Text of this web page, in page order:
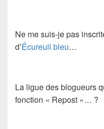
Ne me suis-je pas
d’Écureuil bleu…
La ligue des blogueurs
fonction « Repost »… ?